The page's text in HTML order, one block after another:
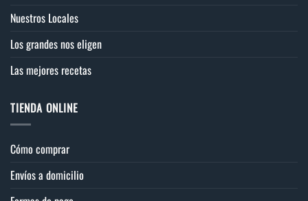
Nuestros Locales
Los grandes nos eligen
Las mejores recetas
TIENDA ONLINE
Cómo comprar
Envíos a domicilio